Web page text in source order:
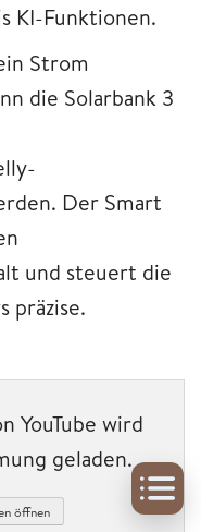
KI-Funktionen.
Strom
die Solarbank 3
Der Smart
und steuert die
präzise.
YouTube wird
geladen.
öffnen